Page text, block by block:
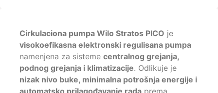
Cirkulaciona pumpa Wilo Stratos PICO je
visokoefikasna elektronski regulisana pumpa
namenjena za sisteme centralnog grejanja,
podnog grejanja i klimatizacije. Odlikuje je
nizak nivo buke, minimalna potrošnja energije i
automatsko prilagođavanje rada prema